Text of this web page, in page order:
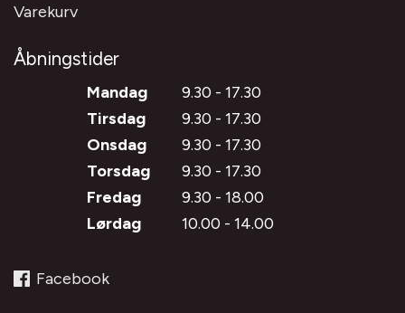
Varekurv
Åbningstider
Mandag
9.30 - 17.30
Tirsdag
9.30 - 17.30
Onsdag
9.30 - 17.30
Torsdag
9.30 - 17.30
Fredag
9.30 - 18.00
Lørdag
10.00 - 14.00
Facebook